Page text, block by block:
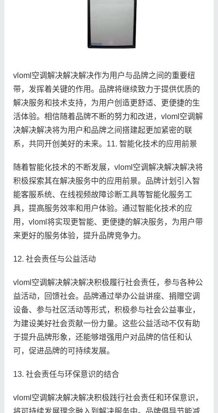
vloml空调解决解决解决作为用户与品牌之间的重要纽
带，发挥着关键的作用。品牌将继续致力于提供优质的
解决服务和技术支持，为用户创造更舒适、更便捷的生
活体验。相信随着品牌不断的努力和改进，vloml空调解
决解决解决将为用户和品牌之间搭建起更加紧密的联
系，共同开创美好的未来。11. 智能化技术的应用前景
随着智能化技术的不断发展，vloml空调解决解决解决将
积极探索其在解决服务中的应用前景。品牌计划引入智
能客服系统、在线视频故障诊断工具等智能化服务工
具，提高服务效率和用户体验。通过智能化技术的应
用，vloml将实现更智能、更便捷的解决服务，为用户带
来更好的服务体验，提升品牌竞争力。
12. 社会责任与公益活动
vloml空调解决解决解决积极履行社会责任，参与各种公
益活动，回馈社会。品牌通过举办公益讲座、捐赠空调
设备、参与社区活动等形式，积极参与社会公益事业，
为建设美好社会贡献一份力量。这些公益活动不仅有助
于提升品牌形象，还能够增强用户对品牌的信任和认
可，促进品牌的可持续发展。
13. 社会责任与环保意识的结合
vloml空调解决解决解决积极践行社会责任和环保意识，
将可持续发展理念融入到解决服务中。品牌倡导节能减